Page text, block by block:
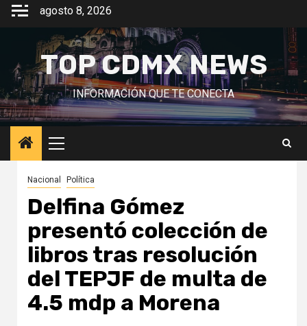
Saltar
contenido
agosto 8, 2026
TOP CDMX NEWS
INFORMACIÓN QUE TE CONECTA
Menú
principal
Nacional Política
Delfina Gómez
presentó colección de
libros tras resolución
del TEPJF de multa de
4.5 mdp a Morena